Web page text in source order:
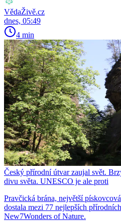
VědaŽivě.cz
dnes, 05:49
4 min
Český přírodní útvar zaujal svět.
divu světa. UNESCO je ale proti
Pravčická brána, největší
dostala mezi 77 nejlepších
New7Wonders of Nature.